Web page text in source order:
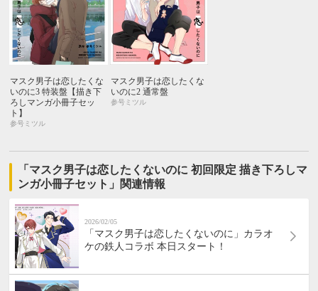
マスク男子は恋したくな
いのに3 特装盤【描き下
ろしマンガ小冊子セッ
ト】
参号ミツル
マスク男子は恋したくな
いのに2 通常盤
参号ミツル
「マスク男子は恋したくないのに 初回限定 描き下ろしマ
ンガ小冊子セット」関連情報
2026/02/05
「マスク男子は恋したくないのに」カラオ
ケの鉄人コラボ 本日スタート！